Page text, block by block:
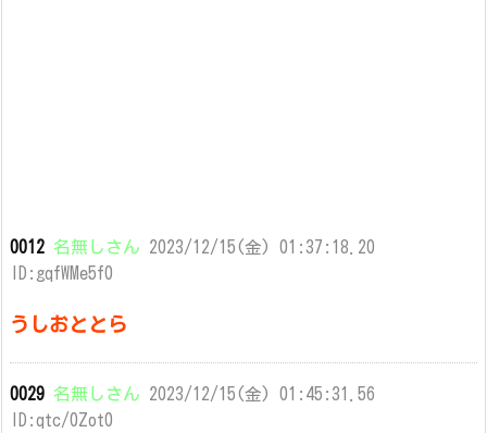
0012 名無しさん 2023/12/15(金) 01:37:18.20
ID:gqfWMe5f0
うしおととら
0029 名無しさん 2023/12/15(金) 01:45:31.56
ID:qtc/0Zot0